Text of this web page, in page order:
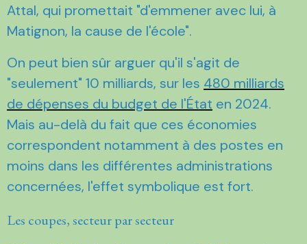
Attal, qui promettait "d'emmener avec lui, à
Matignon, la cause de l'école".
On peut bien sûr arguer qu'il s'agit de
"seulement" 10 milliards, sur les 480 milliards
de dépenses du budget de l'État en 2024.
Mais au-delà du fait que ces économies
correspondent notamment à des postes en
moins dans les différentes administrations
concernées, l'effet symbolique est fort.
Les coupes, secteur par secteur